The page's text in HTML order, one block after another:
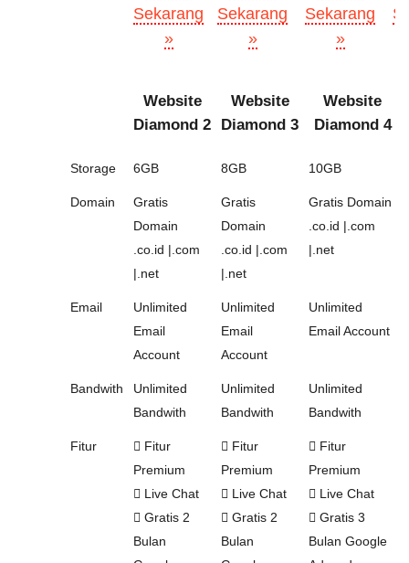
Sekarang
»
Sekarang
»
Sekarang
»
Website
Diamond 2
Website
Diamond 3
Website
Diamond 4
Storage 6GB 8GB 10GB
Domain
Gratis
Domain
.co.id |.com
|.net
Gratis
Domain
.co.id |.com
|.net
Gratis Domain
.co.id |.com
|.net
Email
Unlimited
Email
Account
Unlimited
Email
Account
Unlimited
Email Account
Bandwith
Unlimited
Bandwith
Unlimited
Bandwith
Unlimited
Bandwith
Fitur
Fitur
Premium
Live Chat
Gratis 2
Bulan
Fitur
Premium
Live Chat
Gratis 2
Bulan
Fitur
Premium
Live Chat
Gratis 3
Bulan Google